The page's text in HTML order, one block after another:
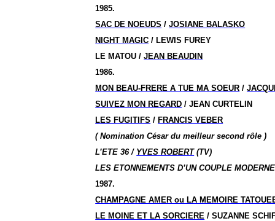
1985.
SAC DE NOEUDS /JOSIANE BALASKO
NIGHT MAGIC / LEWIS FUREY
LE MATOU /JEAN BEAUDIN
1986.
MON BEAU-FRERE A TUE MA SOEUR /
SUIVEZ MON REGARD / JEAN CURTELIN
LES FUGITIFS / FRANCIS VEBER
( Nomination César du meilleur second rôle )
L’ETE 36 / YVES ROBERT(TV)
LES ETONNEMENTS D’UN COUPLE
1987.
CHAMPAGNE AMER ou LA MEMOIRE
LE MOINE ET LA SORCIERE / SUZANNE